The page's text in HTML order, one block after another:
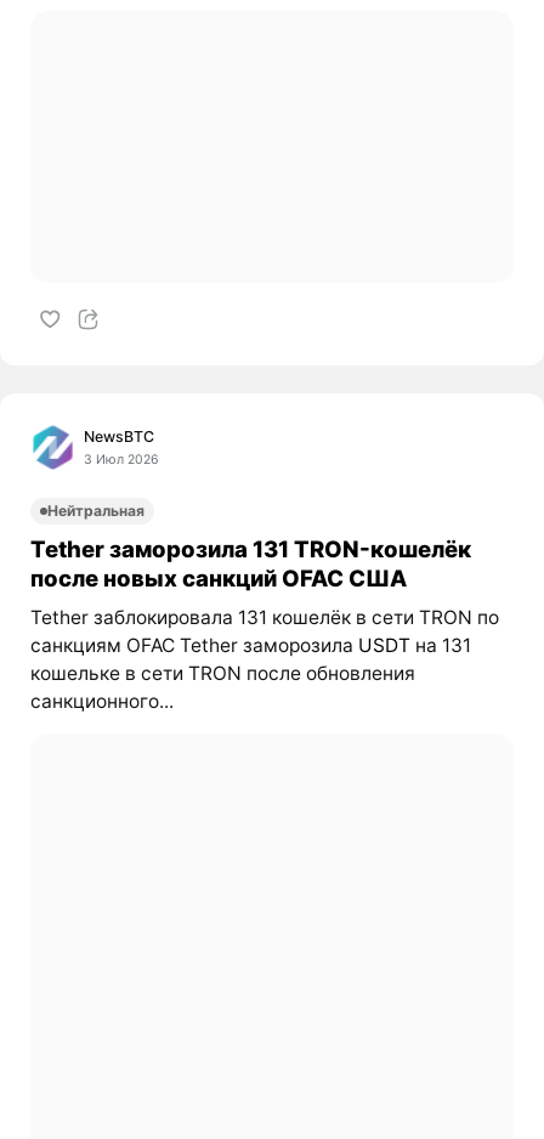
NewsBTC
3 Июл 2026
Нейтральная
Tether заморозила 131 TRON-кошелёк
после новых санкций OFAC США
Tether заблокировала 131 кошелёк в сети TRON по
санкциям OFAC Tether заморозила USDTна 131
кошельке в сети TRON после обновления
санкционного...